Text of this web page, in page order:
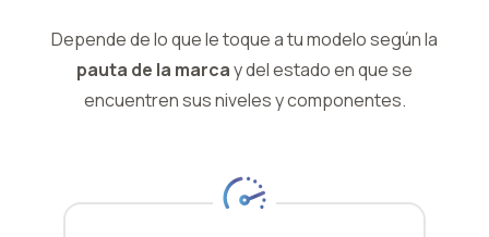
Depende de lo que le toque a tu modelo según la
pauta de la marcay delestado en que se
encuentren sus niveles y componentes.